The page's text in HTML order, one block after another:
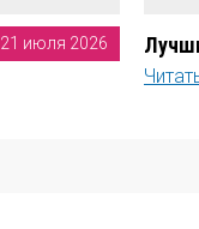
21 июля 2026